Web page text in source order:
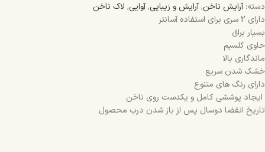
دسته: آرایش ناخن,آرایش و زیبایی,آوایی, لاک ناخن
دارای 2 سری برای استفاده آسانتر
بسیار براق
حاوی کلسیم
ماندگاری بالا
خشک شدن سریع
دارای رنگ های متنوع
ایجاد پوششی کامل و یکدست روی ناخن
تاریخ انقضا دوسال پس از باز شدن درب محصول